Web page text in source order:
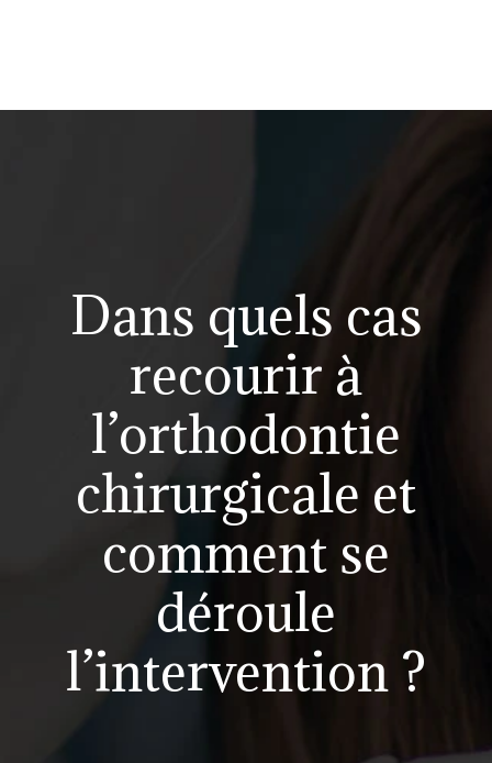
Dans quels cas
recourir à
l’orthodontie
chirurgicale et
comment se
déroule
l’intervention ?